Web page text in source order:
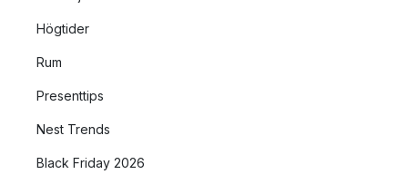
Högtider
Rum
Presenttips
Nest Trends
Black Friday 2026